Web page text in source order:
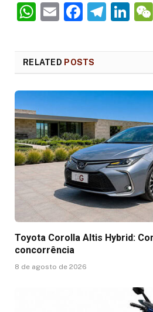
WhatsApp
Email
RELATED POSTS
Toyota Corolla Altis Hybrid:
concorrência
8 de agosto de 2026